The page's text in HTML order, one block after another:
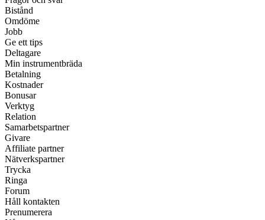
Bistånd
Omdöme
Jobb
Ge ett tips
Deltagare
Min instrumentbräda
Betalning
Kostnader
Bonusar
Verktyg
Relation
Samarbetspartner
Givare
Affiliate partner
Nätverkspartner
Trycka
Ringa
Forum
Håll kontakten
Prenumerera